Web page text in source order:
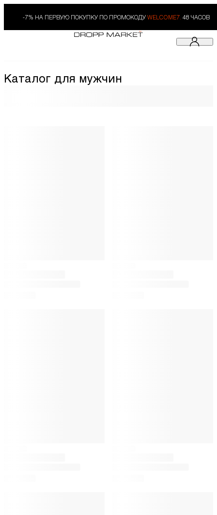
-7% НА ПЕРВУЮ ПОКУПКУ ПО ПРОМОКОДУ WELCOME7. 48 ЧАСОВ
Каталог для мужчин